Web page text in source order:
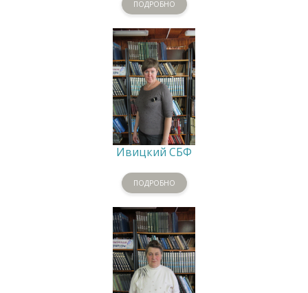
ПОДРОБНО
Ивицкий СБФ
ПОДРОБНО